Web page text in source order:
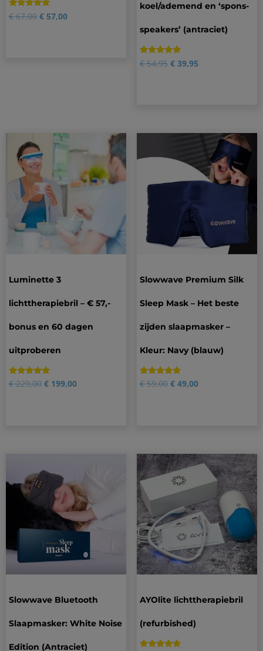
Gewaardeerd
4.87
15
€67,00 € 57,00
koel/ademend en ‘spons-
speakers’ (antraciet)
Gewaardeerd
5.00
2
€54,95 €39,95
Luminette 3
lichttherapiebril – € 57,-
bonus en 60 dagen
uitproberen
Gewaardeerd
5.00
3
€229,00 € 199,00
Slowwave Premium Silk
Sleep Mask – Het beste
zijden slaapmasker –
Kleur: Navy (blauw)
Gewaardeerd
4.81
36
€59,00 €49,00
Slowwave Bluetooth
Slaapmasker: White Noise
Edition (Antraciet)
AYOlite lichttherapiebril
(refurbished)